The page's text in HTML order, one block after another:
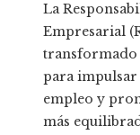
La
Empresarial
transformado
para
empleo y
más